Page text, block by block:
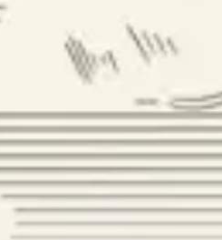
Guarda alcuni degli